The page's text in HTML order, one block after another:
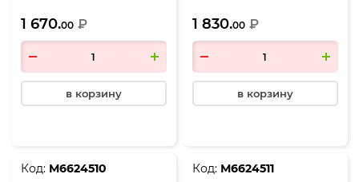
1 670.00 ₽
в корзину
1 830.00 ₽
в корзину
Код: М6624510 Код: М6624511